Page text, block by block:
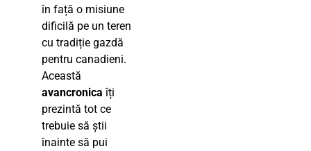
în față o misiune
dificilă pe un teren
cu tradiție gazdă
pentru canadieni.
Această
avancronica îți
prezintă tot ce
trebuie să știi
înainte să pui